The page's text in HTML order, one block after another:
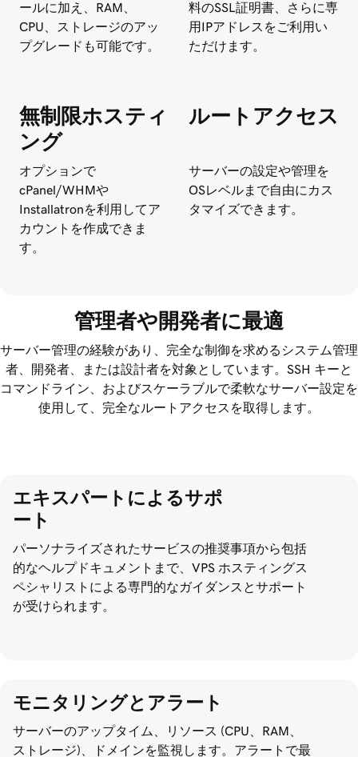
ールに加え、RAM、
CPU、ストレージのアッ
プグレードも可能です。
料のSSL証明書、さらに専
用IPアドレスをご利用い
ただけます。
無制限ホスティ
ング
オプションで
cPanel/WHMや
Installatronを利用してア
カウントを作成できま
す。
ルートアクセス
サーバーの設定や管理を
OSレベルまで自由にカス
タマイズできます。
管理者や開発者に最適
サーバー管理の経験があり、完全な制御を求めるシステム管理
者、開発者、または設計者を対象としています。SSH キーと
コマンドライン、およびスケーラブルで柔軟なサーバー設定を
使用して、完全なルートアクセスを取得します。
エキスパートによるサポ
ート
パーソナライズされたサービスの推奨事項から包括
的なヘルプドキュメントまで、VPS ホスティングス
ペシャリストによる専門的なガイダンスとサポート
が受けられます。
モニタリングとアラート
サーバーのアップタイム、リソース (CPU、RAM、
ストレージ)、ドメインを監視します。アラートで最